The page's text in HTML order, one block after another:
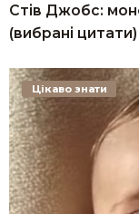
Стів Джобс:
(вибрані цитати)
Цікаво знати